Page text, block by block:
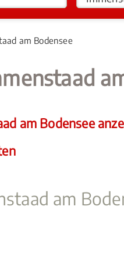
am Bodensee
am Bodensee
am